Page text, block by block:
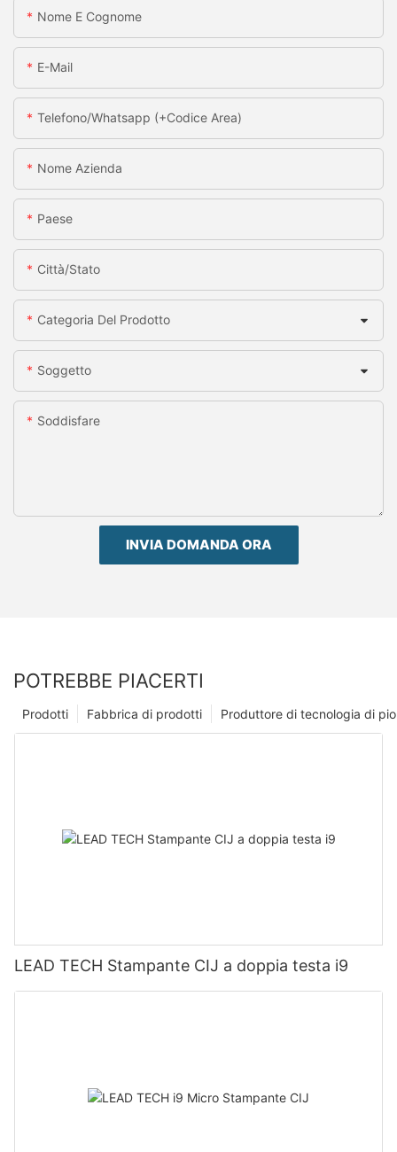
Nome E Cognome
E-Mail
Telefono/whatsapp (+codice Area)
Nome Azienda
Paese
Città/stato
Categoria Del Prodotto
Soggetto
Soddisfare
INVIA DOMANDA ORA
POTREBBE PIACERTI
Produttore di tecnologia di
Fabbrica di prodotti
Prodotti
LEAD TECH Stampante CIJ a doppia testa i9